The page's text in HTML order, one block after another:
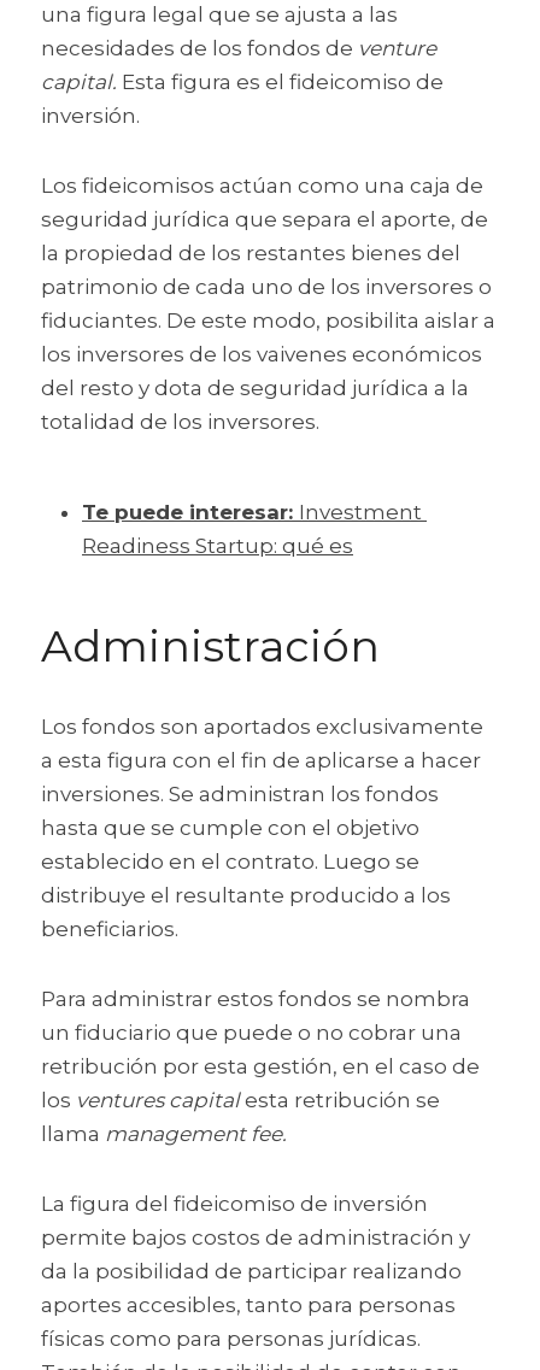
una figura legal que se ajusta a las
necesidades de los fondos de venture
capital. Esta figura es el fideicomiso de
inversión.
Los fideicomisos actúan como una caja de
seguridad jurídica que separa el aporte, de
la propiedad de los restantes bienes del
patrimonio de cada uno de los inversores o
fiduciantes. De este modo, posibilita aislar a
los inversores de los vaivenes económicos
del resto y dota de seguridad jurídica a la
totalidad de los inversores.
Te puede interesar: Investment
Readiness Startup: qué es
Administración
Los fondos son aportados exclusivamente
a esta figura con el fin de aplicarse a hacer
inversiones. Se administran los fondos
hasta que se cumple con el objetivo
establecido en el contrato. Luego se
distribuye el resultante producido a los
beneficiarios.
Para administrar estos fondos se nombra
un fiduciario que puede o no cobrar una
retribución por esta gestión, en el caso de
los ventures capital esta retribución se
llama management fee.
La figura del fideicomiso de inversión
permite bajos costos de administración y
da la posibilidad de participar realizando
aportes accesibles, tanto para personas
físicas como para personas jurídicas.